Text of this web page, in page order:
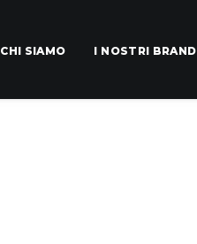
CHI SIAMO I NOSTRI BRAND